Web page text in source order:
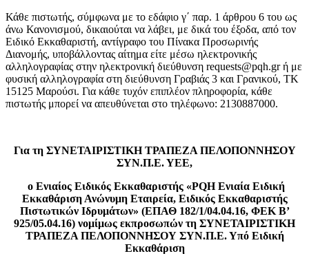
Κάθε πιστωτής, σύμφωνα με το εδάφιο γ΄ παρ. 1 άρθρου 6 του ως
άνω Κανονισμού, δικαιούται να λάβει, με δικά του έξοδα, από τον
Ειδικό Εκκαθαριστή, αντίγραφο του Πίνακα Προσωρινής
Διανομής, υποβάλλοντας αίτημα είτε μέσω ηλεκτρονικής
αλληλογραφίας στην ηλεκτρονική διεύθυνση requests@pqh.gr ή με
φυσική αλληλογραφία στη διεύθυνση Γραβιάς 3 και Γρανικού, ΤΚ
15125 Μαρούσι. Για κάθε τυχόν επιπλέον πληροφορία, κάθε
πιστωτής μπορεί να απευθύνεται στο τηλέφωνο: 2130887000.
Για τη ΣΥΝΕΤΑΙΡΙΣΤΙΚΗ ΤΡΑΠΕΖΑ ΠΕΛΟΠΟΝΝΗΣΟΥ
ΣΥΝ.Π.Ε. ΥΕΕ,
ο Ενιαίος Ειδικός Εκκαθαριστής «PQH Ενιαία Ειδική
Εκκαθάριση Ανώνυμη Εταιρεία, Ειδικός Εκκαθαριστής
Πιστωτικών Ιδρυμάτων» (ΕΠΑΘ 182/1/04.04.16, ΦΕΚ Β’
925/05.04.16) νομίμως εκπροσωπών τη ΣΥΝΕΤΑΙΡΙΣΤΙΚΗ
ΤΡΑΠΕΖΑ ΠΕΛΟΠΟΝΝΗΣΟΥ ΣΥΝ.Π.Ε. Υπό Ειδική
Εκκαθάριση